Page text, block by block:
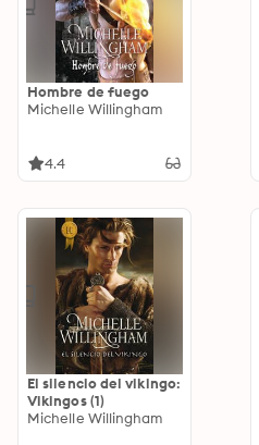
Hombre de fuego
Michelle Willingham
4.4
El silencio del vikingo:
Vikingos (1)
Michelle Willingham